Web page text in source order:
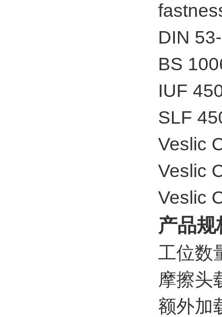
DIN
BS
IUF
SLF
Veslic
Veslic
Veslic
产品规
工位数
摩擦头
额外加